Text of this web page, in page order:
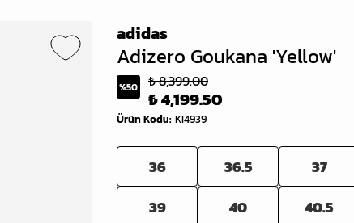
adidas
Adizero Goukana 'Yellow'
%50 ₺ 8,399.00
₺ 4,199.50
Ürün Kodu: KI4939
36 36.5 37
39
40 40.5